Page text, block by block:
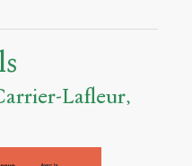
Lafleur